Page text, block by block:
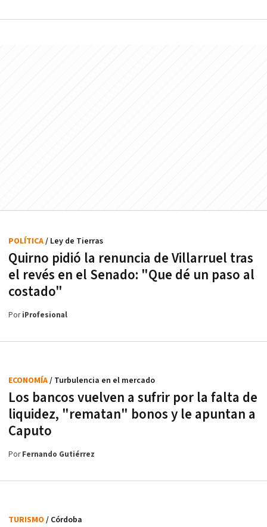
Quirno pidió la renuncia de Villarruel tras
el revés en el Senado: "Que dé un paso al
costado"
POLÍTICA/ Ley de Tierras
PoriProfesional
Los bancos vuelven a sufrir por la falta de
liquidez, "rematan" bonos y le apuntan a
Caputo
ECONOMÍA/ Turbulencia en el mercado
PorFernando Gutiérrez
TURISMO / Córdoba